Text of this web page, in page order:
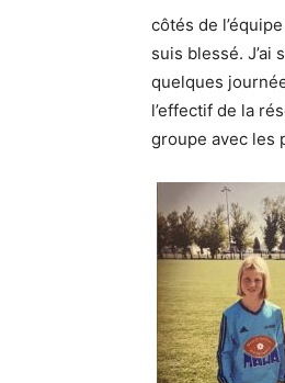
côtés de
suis blessé. J’ai
quelques
l’effectif de la
groupe avec les